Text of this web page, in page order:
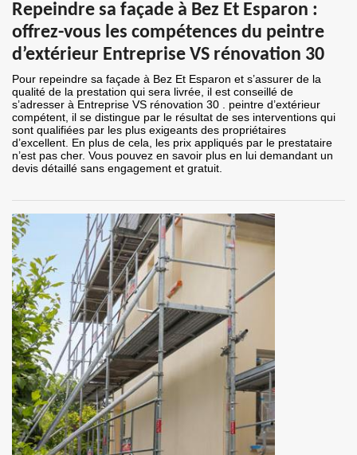
Repeindre sa façade à Bez Et Esparon :
offrez-vous les compétences du peintre
d’extérieur Entreprise VS rénovation 30
Pour repeindre sa façade à Bez Et Esparon et s’assurer de la
qualité de la prestation qui sera livrée, il est conseillé de
s’adresser à Entreprise VS rénovation 30 . peintre d’extérieur
compétent, il se distingue par le résultat de ses interventions qui
sont qualifiées par les plus exigeants des propriétaires
d’excellent. En plus de cela, les prix appliqués par le prestataire
n’est pas cher. Vous pouvez en savoir plus en lui demandant un
devis détaillé sans engagement et gratuit.